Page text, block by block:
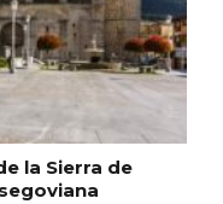
la Sierra de
Miguel del